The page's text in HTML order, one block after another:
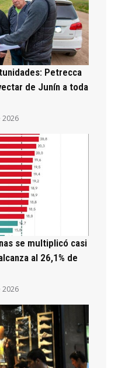
Petrecca
de Junín a toda
2026
se multiplicó casi
al 26,1% de
2026